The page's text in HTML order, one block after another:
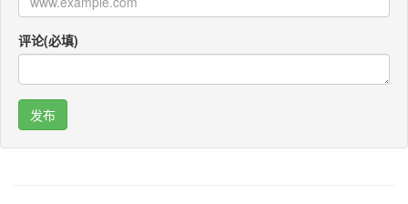
评论(必填)